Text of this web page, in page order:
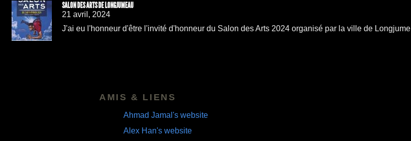
SALON DES ARTS DE LONGJUMEAU
21 avril, 2024
J'ai eu l'honneur d'être l'invité d'honneur du Salon des Arts 2024 organisé par la ville de Longjume
AMIS & LIENS
Ahmad Jamal's website
Alex Han's website